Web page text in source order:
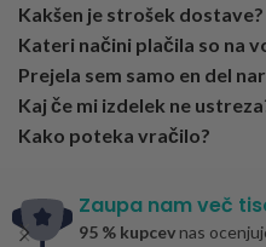
Kakšen je strošek dostave?
Kateri načini plačila so na
Prejela sem samo en del
Kaj če mi izdelek ne
Kako poteka vračilo?
Zaupa nam več
95 % kupcev nas